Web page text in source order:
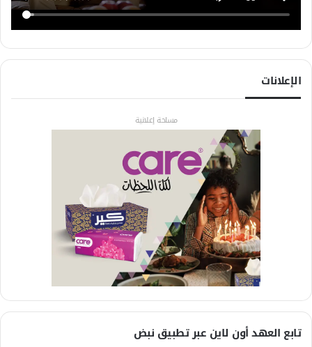
الإعلانات
مساحة إعلانية
تابع العهد أون لاين عبر تطبيق نبض